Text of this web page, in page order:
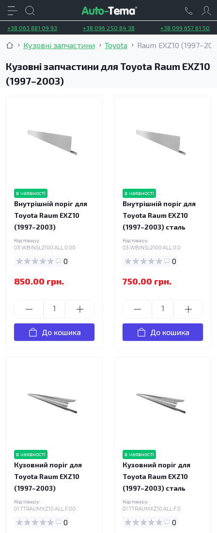
+38 063 881 09 93 +38 096 250 84 38 +38 099 657 61 50
Кузовні запчастини Toyota Raum EXZ10
Кузовні запчастини для Toyota Raum EXZ10
(1997–2003)
в наявності
Внутрішній поріг для
Toyota Raum EXZ10
(1997–2003)
Код товару:
03.WBINSL2100.ALL.0.00
0
850.00 грн.
До кошика
в наявності
Внутрішній поріг для
Toyota Raum EXZ10
(1997–2003) сталь
Код товару:
03.WBINSL2100.ALL.0.0
0
750.00 грн.
До кошика
в наявності
Кузовний поріг для
Toyota Raum EXZ10
(1997–2003)
Код товару:
01.TTRAUMXZ10.ALL.F.00
0
в наявності
Кузовний поріг для
Toyota Raum EXZ10
(1997–2003) сталь
Код товару:
01.TTRAUMXZ10.ALL.F.0
0